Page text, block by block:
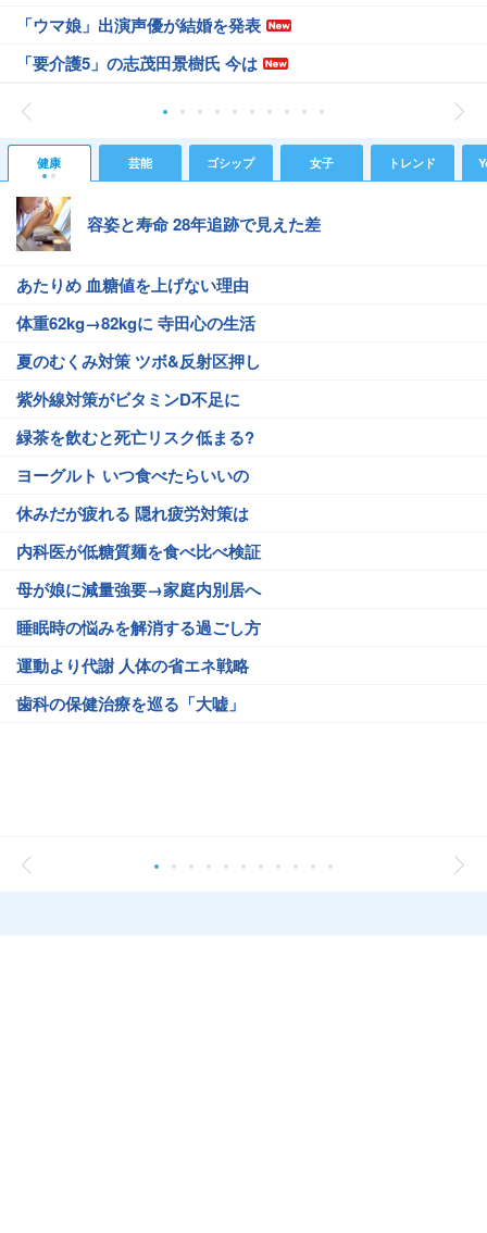
「ウマ娘」出演声優が結婚を発表
「要介護5」の志茂田景樹氏 今は
健康 芸能 ゴシップ 女子 トレンド
容姿と寿命 28年追跡で見えた差
あたりめ 血糖値を上げない理由
体重62kg→82kgに 寺田心の生活
夏のむくみ対策 ツボ&反射区押し
紫外線対策がビタミンD不足に
緑茶を飲むと死亡リスク低まる?
ヨーグルト いつ食べたらいいの
休みだが疲れる 隠れ疲労対策は
内科医が低糖質麺を食べ比べ検証
母が娘に減量強要→家庭内別居へ
睡眠時の悩みを解消する過ごし方
運動より代謝 人体の省エネ戦略
歯科の保健治療を巡る「大嘘」